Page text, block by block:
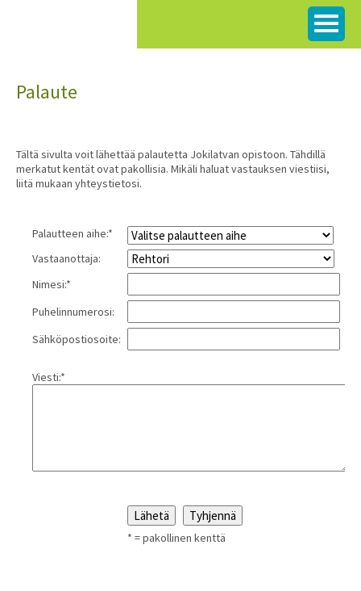
Palaute
Tältä sivulta voit lähettää palautetta Jokilatvan opistoon. Tähdillä
merkatut kentät ovat pakollisia. Mikäli haluat vastauksen viestiisi,
liitä mukaan yhteystietosi.
Palautteen aihe:*
Vastaanottaja:
Nimesi:*
Puhelinnumerosi:
Sähköpostiosoite:
Viesti:*
* = pakollinen kenttä